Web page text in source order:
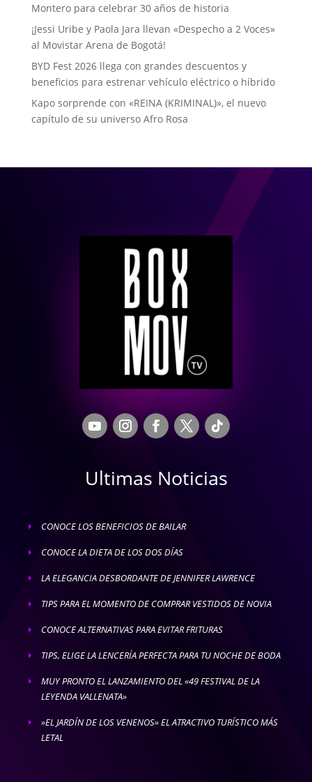
Montero para celebrar 30 años de historia
¡Jessi Uribe y Paola Jara llevan «Despecho a 2 Voces»
al Movistar Arena de Bogotá!
BYD Fest 2026 llega con grandes descuentos y
beneficios para estrenar vehículo eléctrico o híbrido
Kapo sorprende con «REINA (KRIMINAL)», el nuevo
capítulo de su universo Afro Rosa
Ultimas Noticias
E CONOCE LOS BENEFICIOS DE BAILAR
E CONOCE LA DIETA DE LOS DOS DÍAS
E LA ELEGANCIA DESBORDANTE DE JENNIFER LAWRENCE
E TIPS PARA EL MOMENTO DE COMPRAR VESTIDOS DE NOVIA
E CONOCE ALTERNATIVAS PARA EVITAR FRITURAS
E TIPS, ELIGE LA LENCERÍA PERFECTA PARA TU NOCHE DE BODA
E
MUY PRONTO EL LANZAMIENTO DEL «49 FESTIVAL DE LA
LEYENDA VALLENATA»
E
»EL JARDÍN DE LOS VENENOS» EL ATRACTIVO TURÍSTICO MÁS
LETAL